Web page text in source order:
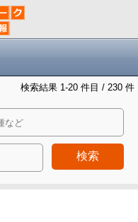
検索結果 1-20 件目 / 230 件
検索